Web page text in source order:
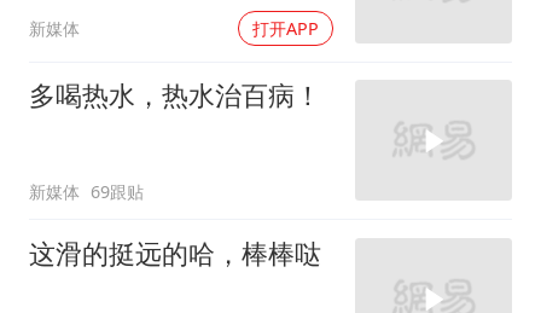
新媒体 打开APP
多喝热水，热水治百病！
新媒体 69跟贴
这滑的挺远的哈，棒棒哒